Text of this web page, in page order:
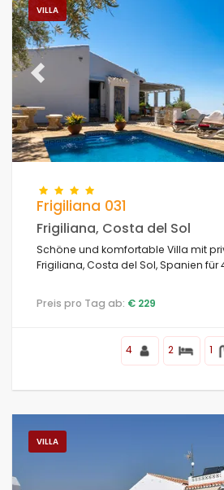
VILLA
Previous
Frigiliana 031
Frigiliana, Costa del Sol
Schöne und komfortable Villa mit privatem Pool in
Frigiliana, Costa del Sol, Spanien für
Preis pro Tag ab: € 229
4 2 1
VILLA